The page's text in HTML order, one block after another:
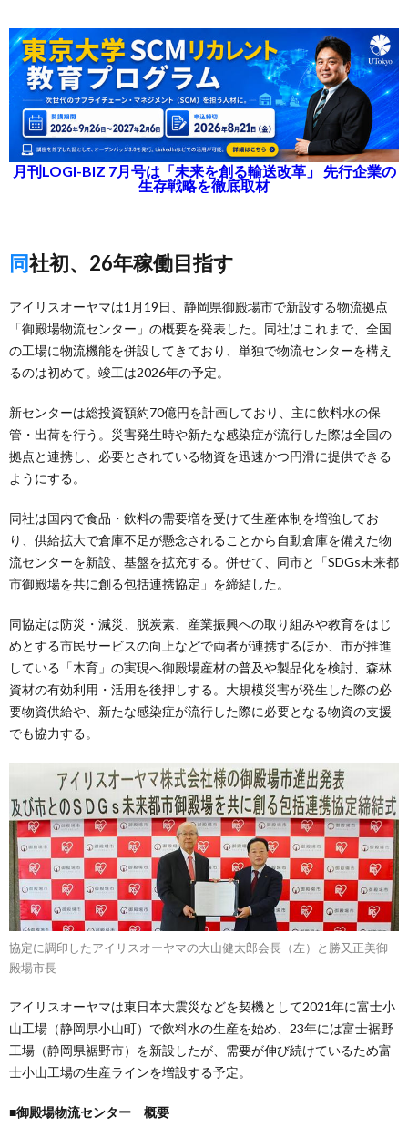
月刊LOGI-BIZ 7月号は「未来を創る輸送改革」 先行企業の
生存戦略を徹底取材
同社初、26年稼働目指す
アイリスオーヤマは1月19日、静岡県御殿場市で新設する物流拠点
「御殿場物流センター」の概要を発表した。同社はこれまで、全国
の工場に物流機能を併設してきており、単独で物流センターを構え
るのは初めて。竣工は2026年の予定。
新センターは総投資額約70億円を計画しており、主に飲料水の保
管・出荷を行う。災害発生時や新たな感染症が流行した際は全国の
拠点と連携し、必要とされている物資を迅速かつ円滑に提供できる
ようにする。
同社は国内で食品・飲料の需要増を受けて生産体制を増強してお
り、供給拡大で倉庫不足が懸念されることから自動倉庫を備えた物
流センターを新設、基盤を拡充する。併せて、同市と「SDGs未来都
市御殿場を共に創る包括連携協定」を締結した。
同協定は防災・減災、脱炭素、産業振興への取り組みや教育をはじ
めとする市民サービスの向上などで両者が連携するほか、市が推進
している「木育」の実現へ御殿場産材の普及や製品化を検討、森林
資材の有効利用・活用を後押しする。大規模災害が発生した際の必
要物資供給や、新たな感染症が流行した際に必要となる物資の支援
でも協力する。
協定に調印したアイリスオーヤマの大山健太郎会長（左）と勝又正美御
殿場市長
アイリスオーヤマは東日本大震災などを契機として2021年に富士小
山工場（静岡県小山町）で飲料水の生産を始め、23年には富士裾野
工場（静岡県裾野市）を新設したが、需要が伸び続けているため富
士小山工場の生産ラインを増設する予定。
■御殿場物流センター 概要